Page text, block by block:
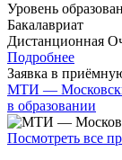
Уровень
Бакалавриат
Дистанционная
Подробнее
Заявка в
МТИ —
в образовании
Посмотреть все